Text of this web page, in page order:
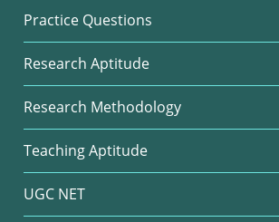
Practice Questions
Research Aptitude
Research Methodology
Teaching Aptitude
UGC NET